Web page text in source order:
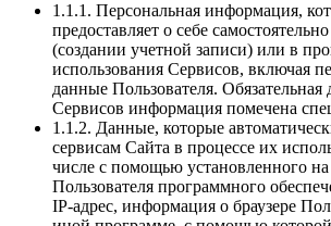
1.1.1. Персональная информация,
предоставляет о себе
(создании учетной записи) или в
использования Сервисов, включая
данные Пользователя. Обязательная
Сервисов информация помечена
1.1.2. Данные, которые
сервисам Сайта в процессе их
числе с помощью установленного на
Пользователя программного
IP-адрес, информация о браузере